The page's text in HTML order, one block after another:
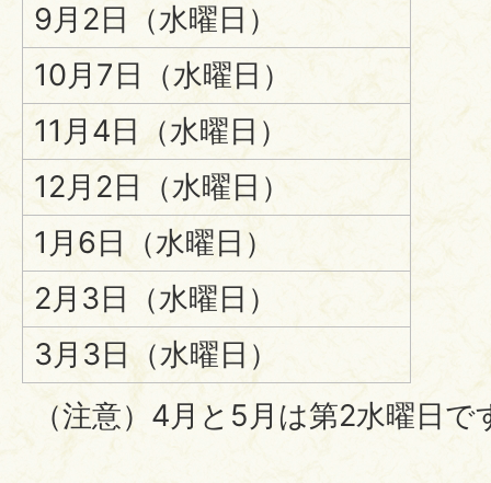
9月2日（水曜日）
10月7日（水曜日）
11月4日（水曜日）
12月2日（水曜日）
1月6日（水曜日）
2月3日（水曜日）
3月3日（水曜日）
（注意）4月と5月は第2水曜日で